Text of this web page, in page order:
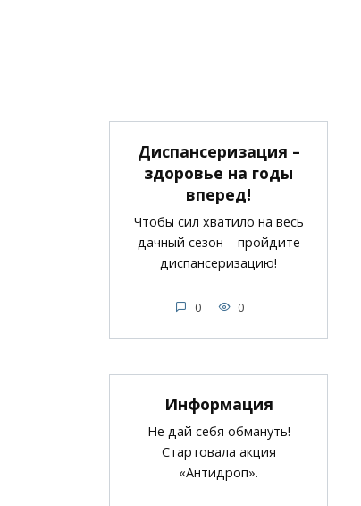
Диспансеризация –
здоровье на годы
вперед!
Чтобы сил хватило на весь
дачный сезон – пройдите
диспансеризацию!
0 0
Информация
Не дай себя обмануть!
Стартовала акция
«Антидроп».